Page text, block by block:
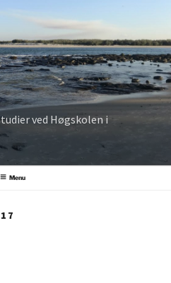
ved Høgskolen i
Menu